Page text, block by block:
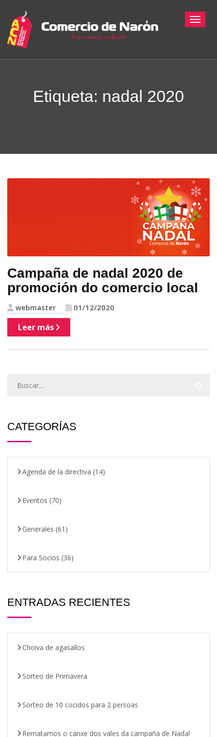
Etiqueta: nadal 2020
Campaña de nadal 2020 de
promoción do comercio local
webmaster 01/12/2020
Leer más
CATEGORÍAS
Agenda de la directiva (14)
Eventos (70)
Generales (61)
Para Socios (36)
ENTRADAS RECIENTES
Choiva de agasallos
Sorteo de Primavera
Sorteo de 10 cocidos para 2 persoas
Rematamos o canxe dos vales da campaña de Nadal